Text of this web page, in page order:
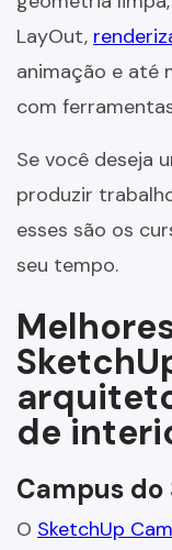
LayOut,
animação e até
com
Se você deseja
produzir
esses são os
seu tempo.
de
Campus
O SketchUp